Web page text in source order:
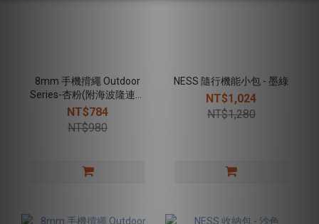
8mm 手機揹繩 Outdoor
Series-杏粉(附海波隆連接
片)
NT$784
NT$980
NESS 隨行機能小包 - 墨綠
NT$1,024
NT$1,280